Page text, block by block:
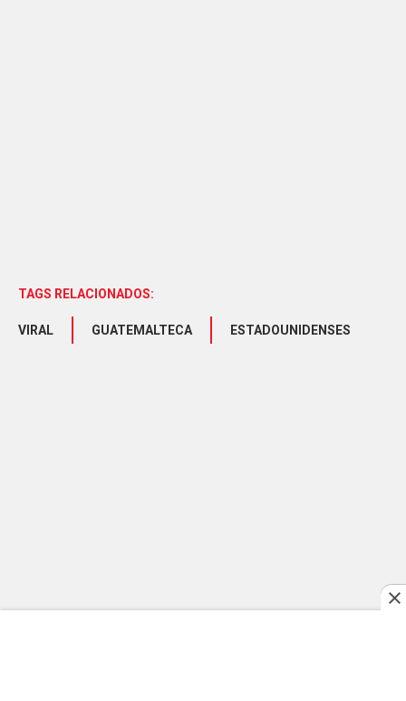
TAGS RELACIONADOS:
VIRAL GUATEMALTECA ESTADOUNIDENSES